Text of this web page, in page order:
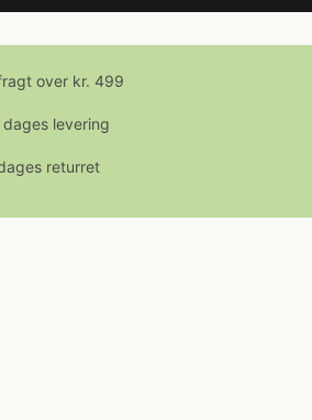
over kr. 499
dages levering
returret